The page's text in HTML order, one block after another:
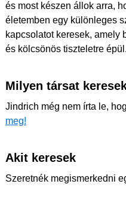
és most készen állok arra,
életemben egy különleges
kapcsolatot keresek, amely
és kölcsönös tiszteletre épül.
Milyen társat
Jindrich még nem írta le,
meg!
Akit keresek
Szeretnék megismerkedni